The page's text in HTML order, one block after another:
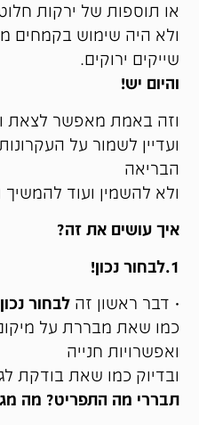
או תוספות של ירקות
ולא היה שימוש בקמחים
שייקים ירוקים.
והיום יש!
וזה באמת מאפשר לצאת
ועדיין לשמור על
הבריאה
ולא להשמין ועוד להמשיך
איך עושים את זה?
1.לבחור נכון!
• דבר ראשון זהלבחור
כמו שאת מבררת על
ואפשרויות חנייה
ובדיוק כמו שאת בודקת
תבררי מה התפריט? מה